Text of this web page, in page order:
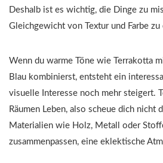
Deshalb ist es wichtig, die Dinge zu
Gleichgewicht von Textur und Farbe zu
Wenn du warme Töne wie Terrakotta
Blau kombinierst, entsteht ein
visuelle Interesse noch mehr steigert.
Räumen Leben, also scheue dich nicht
Materialien wie Holz, Metall oder
zusammenpassen, eine eklektische